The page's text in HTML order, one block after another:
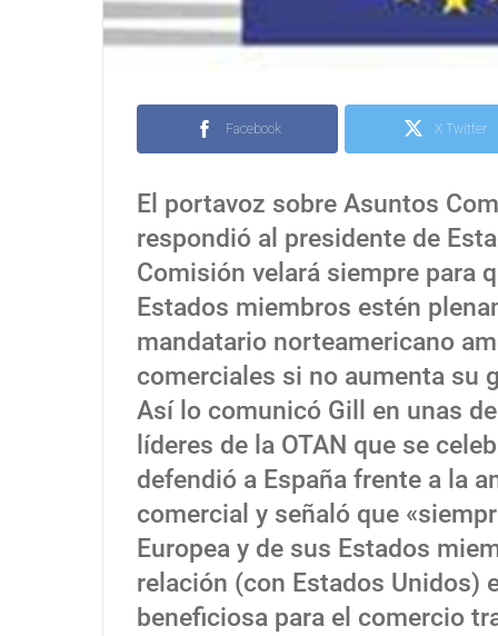
Facebook X Twitter
El portavoz sobre Asuntos
respondió al presidente de
Comisión velará siempre para
Estados miembros estén
mandatario norteamericano
comerciales si no aumenta su
Así lo comunicó Gill en unas
líderes de la OTAN que se
defendió a España frente a la
comercial y señaló que
Europea y de sus Estados
relación (con Estados Unidos)
beneficiosa para el comercio